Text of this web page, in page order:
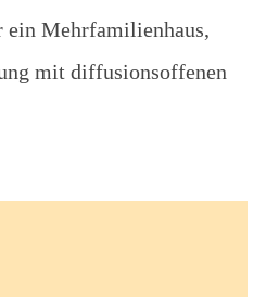
ein Mehrfamilienhaus,
mit diffusionsoffenen